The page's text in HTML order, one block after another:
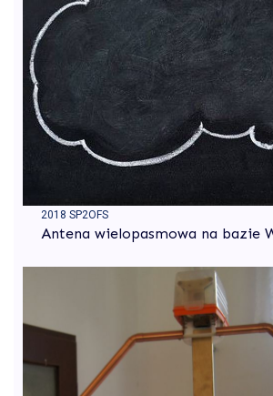
2018 SP2OFS
Antena wielopasmowa na bazie